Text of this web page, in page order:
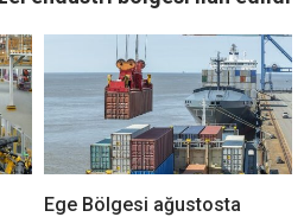
Ege Bölgesi ağustosta